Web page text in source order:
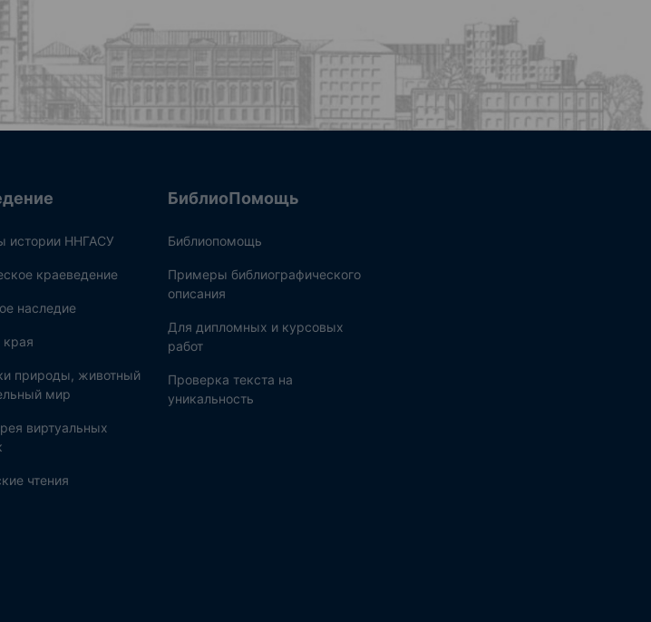
истории ННГАСУ
краеведение
наследие
края
природы, животный
мир
виртуальных
чтения
БиблиоПомощь
Библиопомощь
Примеры библиографического
описания
Для дипломных и курсовых
работ
Проверка текста на
уникальность